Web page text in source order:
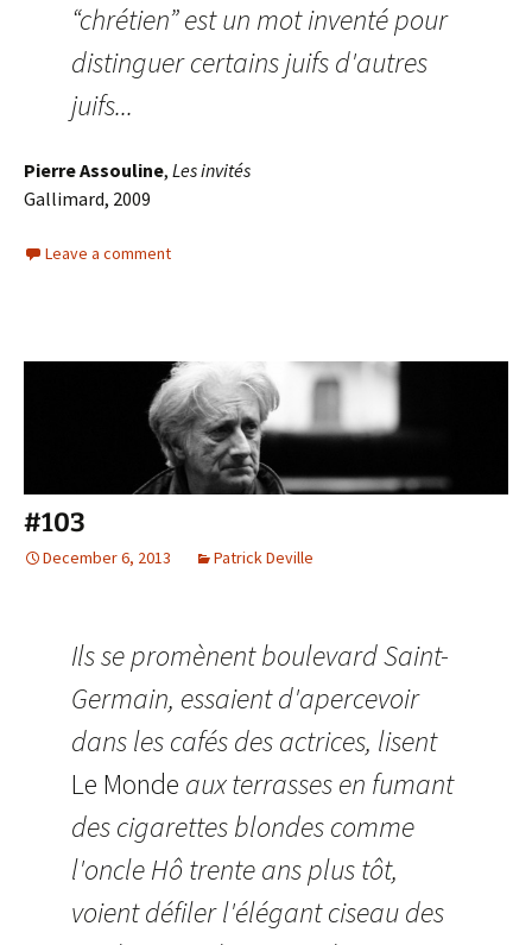
“chrétien” est un mot inventé pour
distinguer certains juifs d'autres
juifs...
Pierre Assouline, Les invités
Gallimard, 2009
Leave a comment
#103
December 6, 2013 Patrick Deville
Ils se promènent boulevard Saint-
Germain, essaient d'apercevoir
dans les cafés des actrices, lisent
Le Monde aux terrasses en fumant
des cigarettes blondes comme
l'oncle Hô trente ans plus tôt,
voient défiler l'élégant ciseau des